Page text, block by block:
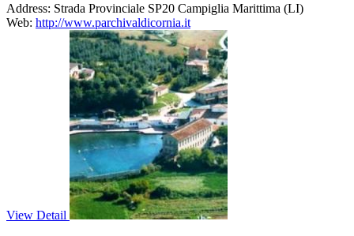
Address: Strada Provinciale SP20 Campiglia Marittima (LI)
Web: http://www.parchivaldicornia.it
View Detail